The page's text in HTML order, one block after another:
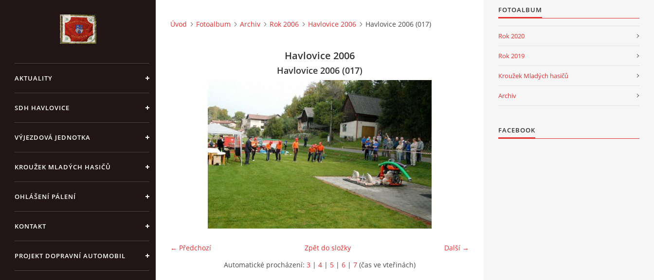
AKTUALITY
SDH HAVLOVICE
VÝJEZDOVÁ JEDNOTKA
KROUŽEK MLADÝCH HASIČŮ
OHLÁŠENÍ PÁLENÍ
KONTAKT
PROJEKT DOPRAVNÍ AUTOMOBIL
Úvod Fotoalbum Archiv Rok 2006 Havlovice 2006 Havlovice 2006 (017)
Havlovice 2006
Havlovice 2006 (017)
← Předchozí Další →
Zpět do složky
Automatické procházení: 3 | 4 | 5 | 6 | 7 (čas ve vteřinách)
FOTOALBUM
Rok 2020
Rok 2019
Kroužek Mladých hasičů
Archiv
FACEBOOK